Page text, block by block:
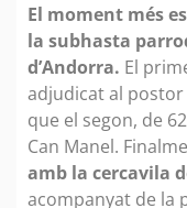
El moment més
la subhasta
d’Andorra. El
adjudicat al
que el segon, de
Can Manel.
amb la cercavila
acompanyat de la